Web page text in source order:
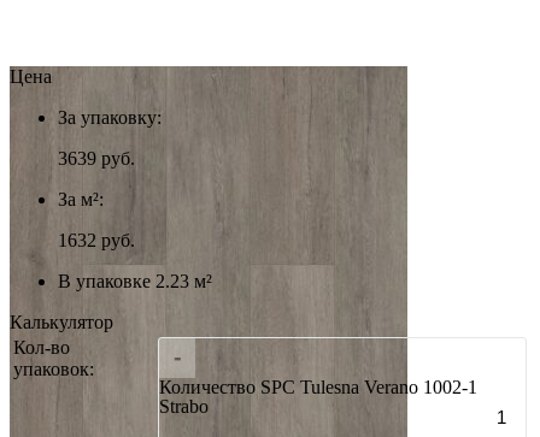
Цена
За упаковку:
3639 руб.
За м²:
1632 руб.
В упаковке 2.23 м²
Калькулятор
Кол-во
упаковок:
-
Количество SPC Tulesna Verano 1002-1
Strabo